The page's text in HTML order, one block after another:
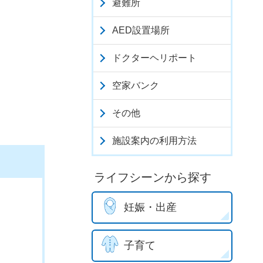
避難所
AED設置場所
ドクターヘリポート
空家バンク
その他
施設案内の利用方法
ライフシーンから探す
妊娠・出産
子育て